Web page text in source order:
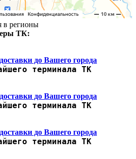
в регионы
ТК:
до Вашего города
терминала ТК
до Вашего города
терминала ТК
до Вашего города
терминала ТК